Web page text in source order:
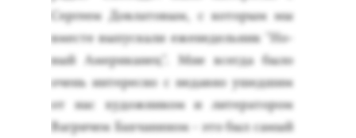
Сер­ге­ем Дов­ла­товым, с ко­торым мы
вмес­те вы­пус­ка­ли еже­недель­ник "Но­
вый Аме­рика­нец". Мне всег­да бы­ло
очень ин­те­рес­но с не­дав­но ушед­шим
от нас ху­дож­ни­ком и ли­тера­тором
Ваг­ри­чем Бах­ча­няном - это был са­мый